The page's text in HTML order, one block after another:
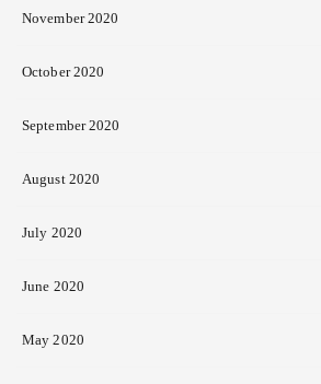
November 2020
October 2020
September 2020
August 2020
July 2020
June 2020
May 2020